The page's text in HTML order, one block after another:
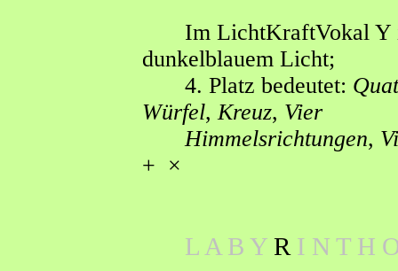
Im LichtKraftVokal Y
dunkelblauem Licht;
4. Platz bedeutet:
Würfel, Kreuz, Vier
Himmelsrichtungen,
+ ×
L A B Y R I N T H